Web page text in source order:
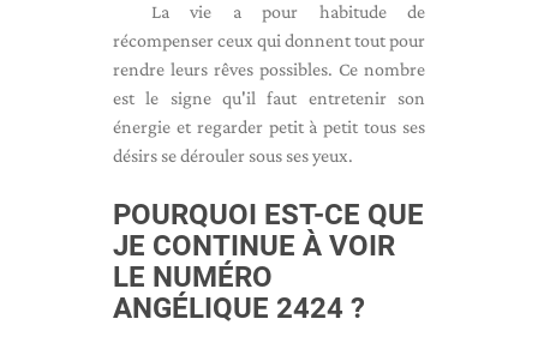
La vie a pour habitude de
récompenser ceux qui donnent tout pour
rendre leurs rêves possibles. Ce nombre
est le signe qu'il faut entretenir son
énergie et regarder petit à petit tous ses
désirs se dérouler sous ses yeux.
POURQUOI EST-CE QUE
JE CONTINUE À VOIR
LE NUMÉRO
ANGÉLIQUE 2424 ?